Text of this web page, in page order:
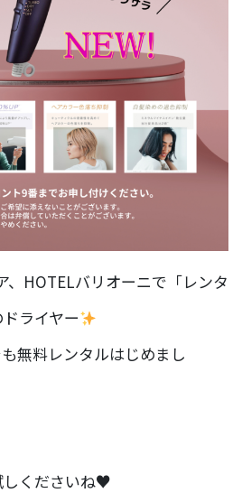
、HOTELバリオーニで「レンタ
ライヤー
無料レンタルはじめまし
しくださいね♥